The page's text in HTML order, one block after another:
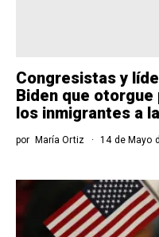
Congresistas y
Biden que
los inmigrantes a
por María Ortiz 14 de Mayo